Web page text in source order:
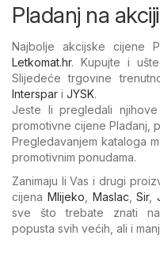
Pladanj na akciji
Najbolje akcijske cijene
Letkomat.hr. Kupujte i
Slijedeće trgovine
Interspar i JYSK.
Jeste li pregledali
promotivne cijene Pladanj,
Pregledavanjem kataloga
promotivnim ponudama.
Zanimaju li Vas i drugi
cijena Mlijeko Maslac ,Sir,
sve što trebate znati
popusta svih većih, ali i